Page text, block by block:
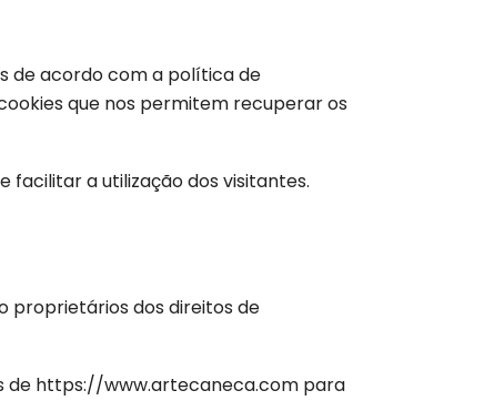
de acordo com a política de
que nos permitem recuperar os
facilitar a utilização dos visitantes.
proprietários dos direitos de
de https://www.artecaneca.com para